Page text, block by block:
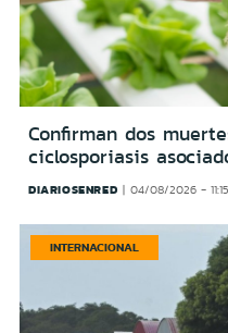
Confirman dos
ciclosporiasis
DIARIOSENRED 04/08/2026 -
INTERNACIONAL